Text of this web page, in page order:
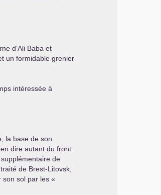
d’Ali Baba et
un formidable grenier
intéressée à
la base de son
dire autant du front
de
de Brest-Litovsk,
son sol par les «